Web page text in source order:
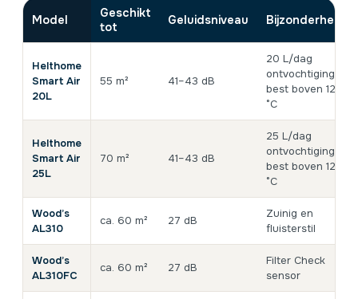
Model
Geschikt
tot
Geluidsniveau Bijzonderheid
Helthome
Smart Air
20L
55 m² 41–43 dB
20 L/dag
ontvochtiging,
best boven 12
°C
Helthome
Smart Air
25L
70 m² 41–43 dB
25 L/dag
ontvochtiging,
best boven 12
°C
Wood’s
AL310
ca. 60 m² 27 dB
Zuinig en
fluisterstil
Wood’s
AL310FC
ca. 60 m² 27 dB
Filter Check
sensor